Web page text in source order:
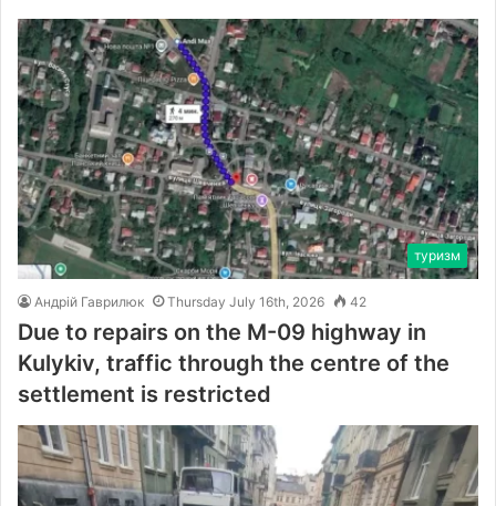
туризм
Андрій Гаврилюк Thursday July 16th, 2026 42
Due to repairs on the M-09 highway in
Kulykiv, traffic through the centre of the
settlement is restricted